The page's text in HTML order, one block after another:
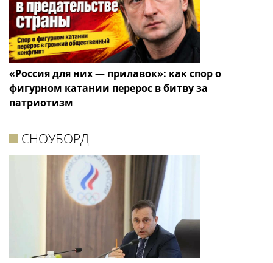
«Россия для них — прилавок»: как спор о
фигурном катании перерос в битву за
патриотизм
СНОУБОРД